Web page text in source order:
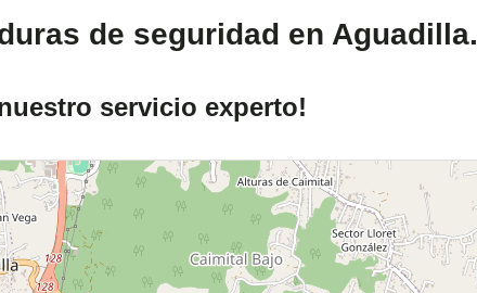
de seguridad en Aguadilla.
servicio experto!